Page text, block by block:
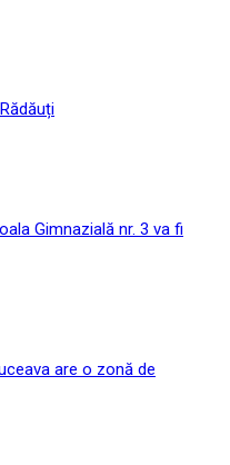
Gimnazială nr. 3 va fi
are o zonă de